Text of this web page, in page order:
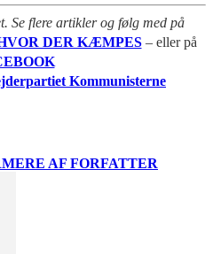
Se flere artikler og følg med på
DER KÆMPES – eller på
Kommunisterne
MERE AF FORFATTER